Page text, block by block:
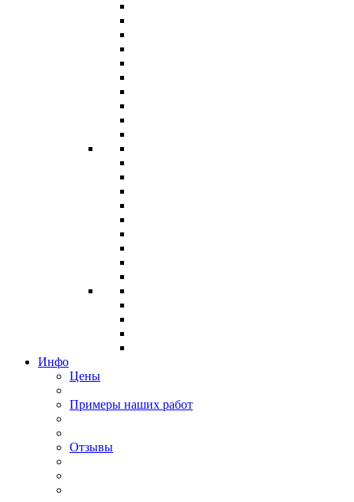
Инфо
Цены
Примеры наших работ
Отзывы